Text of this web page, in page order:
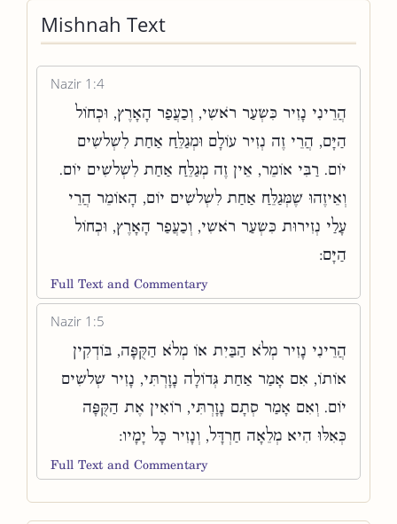
Mishnah Text
Nazir 1:4
הֲרֵינִי נָזִיר כִּשְׂעַר רֹאשִׁי, וְכַעֲפַר הָאָרֶץ, וּכְחוֹל
הַיָּם, הֲרֵי זֶה נְזִיר עוֹלָם וּמְגַלֵּחַ אַחַת לִשְׁלשִׁים
יוֹם. רַבִּי אוֹמֵר, אֵין זֶה מְגַלֵּחַ אַחַת לִשְׁלשִׁים יוֹם.
וְאֵיזֶהוּ שֶׁמְּגַלֵּחַ אַחַת לִשְׁלשִׁים יוֹם, הָאוֹמֵר הֲרֵי
עָלַי נְזִירוּת כִּשְׂעַר רֹאשִׁי, וְכַעֲפַר הָאָרֶץ, וּכְחוֹל
הַיָּם:
Full Text and Commentary
Nazir 1:5
הֲרֵינִי נָזִיר מְלֹא הַבַּיִת אוֹ מְלֹא הַקֻּפָּה, בּוֹדְקִין
אוֹתוֹ, אִם אָמַר אַחַת גְּדוֹלָה נָזָרְתִּי, נָזִיר שְׁלשִׁים
יוֹם. וְאִם אָמַר סְתָם נָזָרְתִּי, רוֹאִין אֶת הַקֻּפָּה
כְּאִלּוּ הִיא מְלֵאָה חַרְדָּל, וְנָזִיר כָּל יָמָיו:
Full Text and Commentary